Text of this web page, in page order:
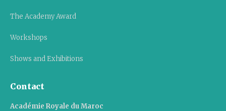
The Academy Award
Workshops
Shows and Exhibitions
Contact
Académie Royale du Maroc